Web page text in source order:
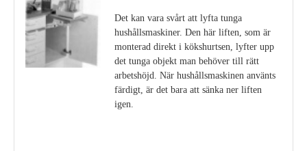
Det kan vara svårt att lyfta tunga
hushållsmaskiner. Den här liften, som är
monterad direkt i kökshurtsen, lyfter upp
det tunga objekt man behöver till rätt
arbetshöjd. När hushållsmaskinen använts
färdigt, är det bara att sänka ner liften
igen.